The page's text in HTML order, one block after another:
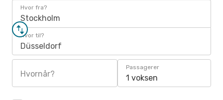
Hvor fra?
Stockholm
Hvor til?
Düsseldorf
Hvornår?
Passagerer
1 voksen